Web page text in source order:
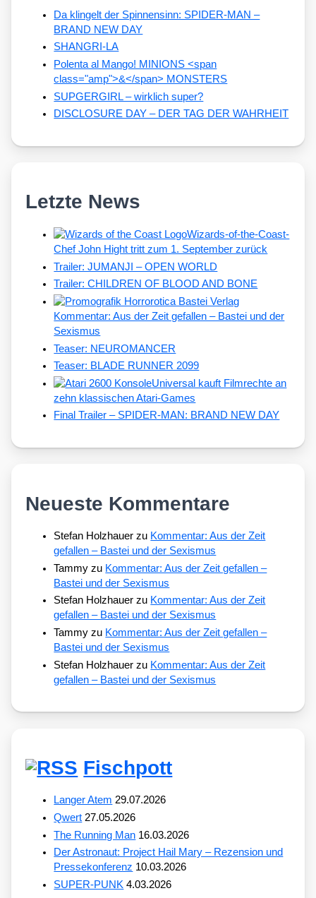
Da klingelt der Spinnensinn: SPIDER-MAN –
BRAND NEW DAY
SHANGRI-LA
Polenta al Mango! MINIONS <span
class="amp">&</span> MONSTERS
SUPGERGIRL – wirklich super?
DISCLOSURE DAY – DER TAG DER WAHRHEIT
Letzte News
Wizards-of-the-Coast-
Chef John Hight tritt zum 1. September zurück
Trailer: JUMANJI – OPEN WORLD
Trailer: CHILDREN OF BLOOD AND BONE
Kommentar: Aus der Zeit gefallen – Bastei und der
Sexismus
Teaser: NEUROMANCER
Teaser: BLADE RUNNER 2099
Universal kauft Filmrechte an
zehn klassischen Atari-Games
Final Trailer – SPIDER-MAN: BRAND NEW DAY
Neueste Kommentare
Stefan Holzhauer zu Kommentar: Aus der Zeit
gefallen – Bastei und der Sexismus
Tammy zu Kommentar: Aus der Zeit gefallen –
Bastei und der Sexismus
Stefan Holzhauer zu Kommentar: Aus der Zeit
gefallen – Bastei und der Sexismus
Tammy zu Kommentar: Aus der Zeit gefallen –
Bastei und der Sexismus
Stefan Holzhauer zu Kommentar: Aus der Zeit
gefallen – Bastei und der Sexismus
Fischpott
Langer Atem 29.07.2026
Qwert 27.05.2026
The Running Man 16.03.2026
Der Astronaut: Project Hail Mary – Rezension und
Pressekonferenz 10.03.2026
SUPER-PUNK 4.03.2026